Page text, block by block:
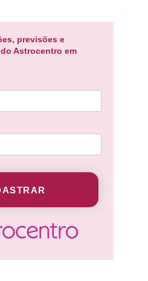
previsões e
Astrocentro em